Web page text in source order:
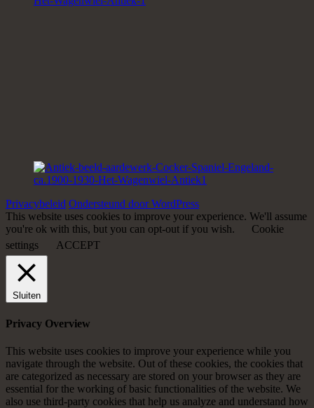
Privacybeleid Ondersteund door WordPress
This website uses cookies to improve your experience. We'll assume
you're ok with this, but you can opt-out if you wish.
Cookie
settings
ACCEPT
Sluiten
Privacy Overview
This website uses cookies to improve your experience while you
navigate through the website. Out of these cookies, the cookies that
are categorized as necessary are stored on your browser as they are
essential for the working of basic functionalities of the website. We
also use third-party cookies that help us analyze and understand how